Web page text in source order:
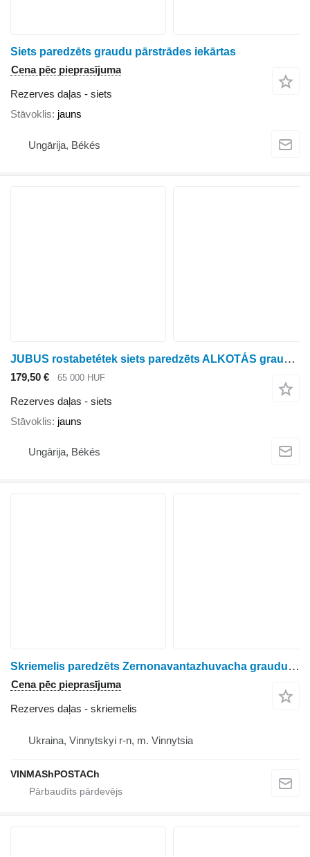
Siets paredzēts graudu pārstrādes iekārtas
Cena pēc pieprasījuma
Rezerves daļas - siets
Stāvoklis jauns
Ungārija, Békés
JUBUS rostabetétek siets paredzēts ALKOTÁS graudu tīrītāja
179,50 € 65 000 HUF
Rezerves daļas - siets
Stāvoklis jauns
Ungārija, Békés
Skriemelis paredzēts Zernonavantazhuvacha graudu izkliedētāja
Cena pēc pieprasījuma
Rezerves daļas - skriemelis
Ukraina, Vinnytskyi r-n, m. Vinnytsia
VINMAShPOSTACh